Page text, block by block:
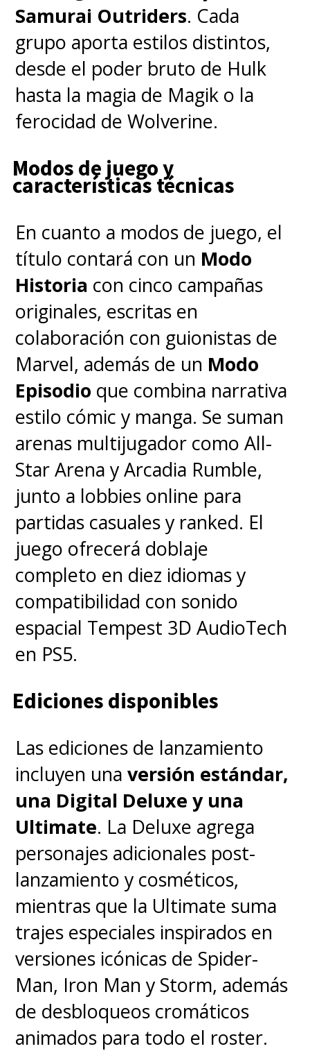
Samurai Outriders. Cada
grupo aporta estilos distintos,
desde el poder bruto de Hulk
hasta la magia de Magik o la
ferocidad de Wolverine.
Modos de juego y
características técnicas
En cuanto a modos de juego, el
título contará con un Modo
Historia con cinco campañas
originales, escritas en
colaboración con guionistas de
Marvel, además de un Modo
Episodio que combina narrativa
estilo cómic y manga. Se suman
arenas multijugador como All-
Star Arena y Arcadia Rumble,
junto a lobbies online para
partidas casuales y ranked. El
juego ofrecerá doblaje
completo en diez idiomas y
compatibilidad con sonido
espacial Tempest 3D AudioTech
en PS5.
Ediciones disponibles
Las ediciones de lanzamiento
incluyen unaversión estándar,
una Digital Deluxe y una
Ultimate. La Deluxe agrega
personajes adicionales post-
lanzamiento y cosméticos,
mientras que la Ultimate suma
trajes especiales inspirados en
versiones icónicas de Spider-
Man, Iron Man y Storm, además
de desbloqueos cromáticos
animados para todo el roster.